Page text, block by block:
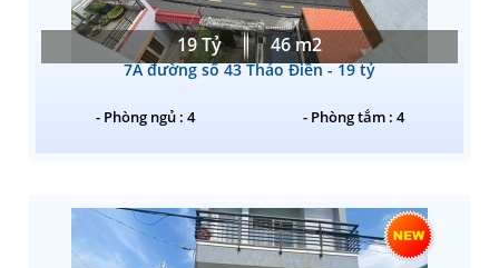
19 Tỷ 46 m2
7A đường số 43 Thảo Điền - 19 tỷ
- Phòng ngủ : 4 - Phòng tắm : 4